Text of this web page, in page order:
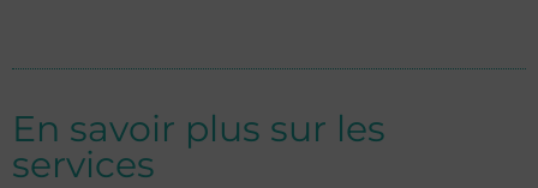
En savoir plus sur les
services